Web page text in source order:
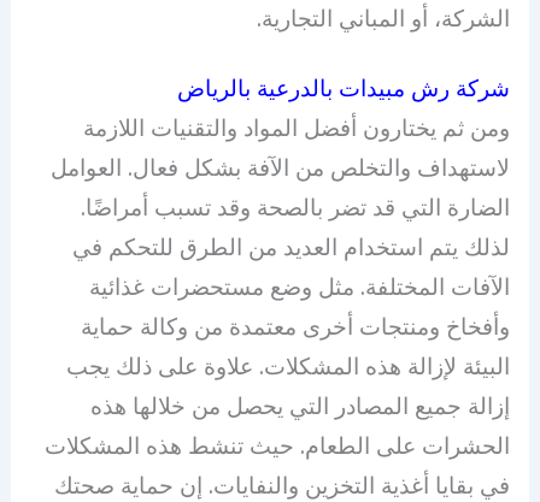
الشركة، أو المباني التجارية.
شركة رش مبيدات بالدرعية بالرياض
ومن ثم يختارون أفضل المواد والتقنيات اللازمة
لاستهداف والتخلص من الآفة بشكل فعال. العوامل
الضارة التي قد تضر بالصحة وقد تسبب أمراضًا.
لذلك يتم استخدام العديد من الطرق للتحكم في
الآفات المختلفة. مثل وضع مستحضرات غذائية
وأفخاخ ومنتجات أخرى معتمدة من وكالة حماية
البيئة لإزالة هذه المشكلات. علاوة على ذلك يجب
إزالة جميع المصادر التي يحصل من خلالها هذه
الحشرات على الطعام. حيث تنشط هذه المشكلات
في بقايا أغذية التخزين والنفايات. إن حماية صحتك